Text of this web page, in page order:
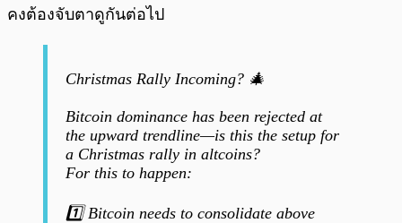
คงต้องจับตาดูกันต่อไป
Christmas Rally Incoming? 🎄
Bitcoin dominance has been rejected at
the upward trendline—is this the setup for
a Christmas rally in altcoins?
For this to happen:
1️⃣ Bitcoin needs to consolidate above